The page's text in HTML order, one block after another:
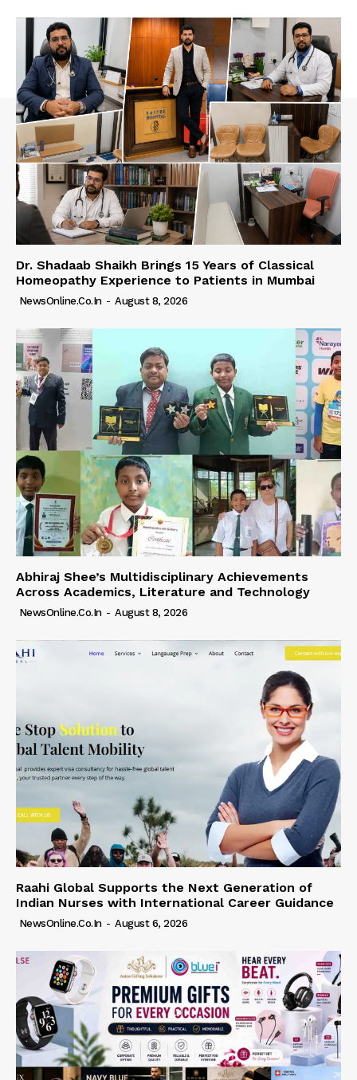
Dr. Shadaab Shaikh Brings 15 Years of Classical
Homeopathy Experience to Patients in Mumbai
NewsOnline.co.in - August 8, 2026
Abhiraj Shee’s Multidisciplinary Achievements
Across Academics, Literature and Technology
NewsOnline.co.in - August 8, 2026
Raahi Global Supports the Next Generation of
Indian Nurses with International Career Guidance
NewsOnline.co.in - August 6, 2026